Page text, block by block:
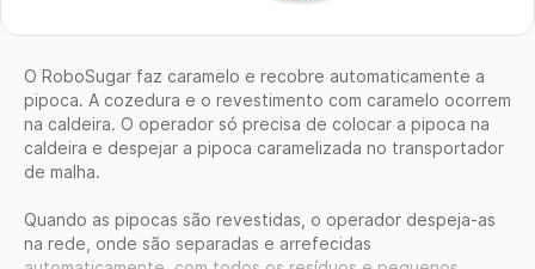
O RoboSugar faz caramelo e recobre automaticamente a
pipoca. A cozedura e o revestimento com caramelo ocorrem
na caldeira. O operador só precisa de colocar a pipoca na
caldeira e despejar a pipoca caramelizada no transportador
de malha.
Quando as pipocas são revestidas, o operador despeja-as
na rede, onde são separadas e arrefecidas